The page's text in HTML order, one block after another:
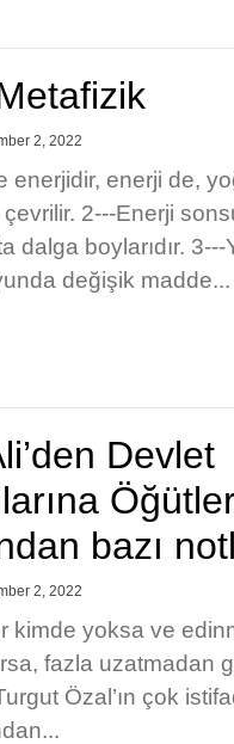
2, 2022
enerjidir, enerji de,
2---Enerji
dalga boylarıdır.
değişik madde...
Devlet
bazı
2, 2022
kimde yoksa ve
fazla uzatmadan
Özal’ın çok